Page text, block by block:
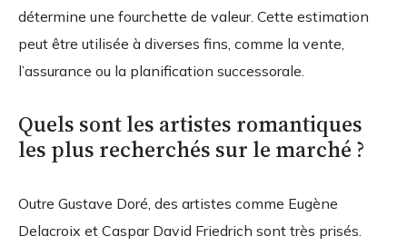
détermine une fourchette de valeur. Cette estimation
peut être utilisée à diverses fins, comme la vente,
l’assurance ou la planification successorale.
Quels sont les artistes romantiques
les plus recherchés sur le marché ?
Outre Gustave Doré, des artistes comme Eugène
Delacroix et Caspar David Friedrich sont très prisés.